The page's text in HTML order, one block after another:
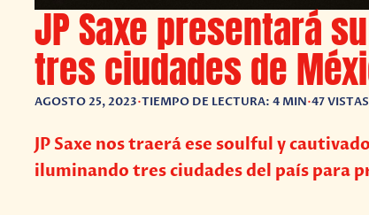
JP Saxe presentará
tres ciudades de
AGOSTO 25, 2023•TIEMPO DE LECTURA: 4 MIN•47 VISTAS
JP Saxe nos traerá ese soulful y
iluminando tres ciudades del país para